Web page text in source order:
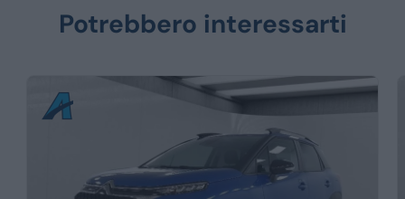
Potrebbero interessarti